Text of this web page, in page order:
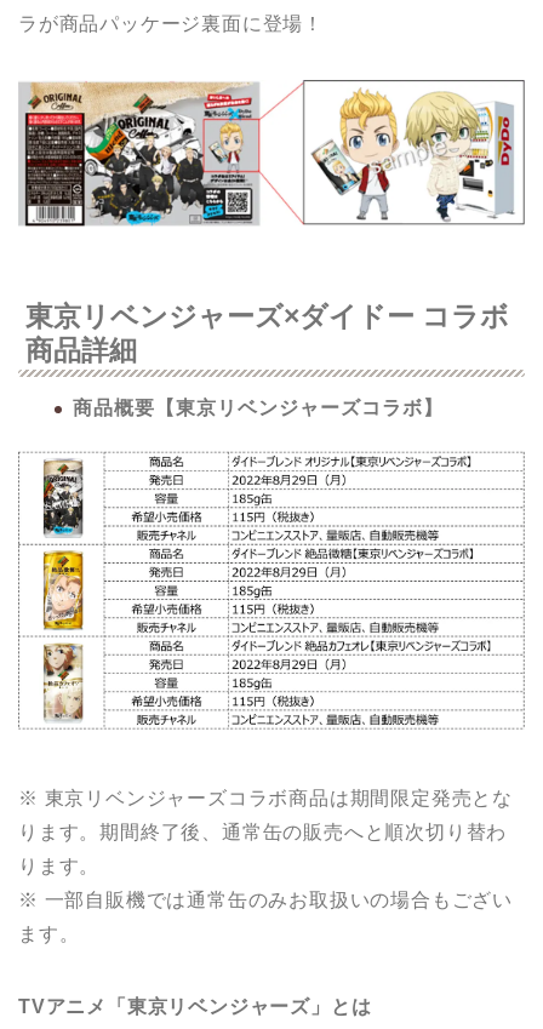
ラが商品パッケージ裏面に登場！
東京リベンジャーズ×ダイドー コラボ
商品詳細
商品概要【東京リベンジャーズコラボ】
※ 東京リベンジャーズコラボ商品は期間限定発売とな
ります。期間終了後、通常缶の販売へと順次切り替わ
ります。
※ 一部自販機では通常缶のみお取扱いの場合もござい
ます。
TVアニメ「東京リベンジャーズ」とは